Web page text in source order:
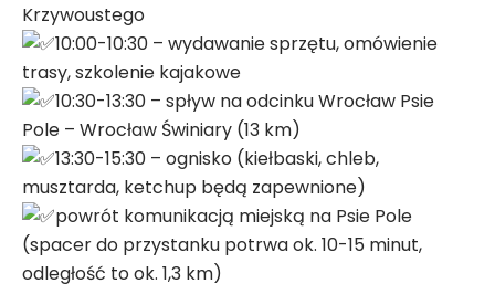
Krzywoustego
10:00-10:30 – wydawanie sprzętu, omówienie
trasy, szkolenie kajakowe
10:30-13:30 – spływ na odcinku Wrocław Psie
Pole – Wrocław Świniary (13 km)
13:30-15:30 – ognisko (kiełbaski, chleb,
musztarda, ketchup będą zapewnione)
powrót komunikacją miejską na Psie Pole
(spacer do przystanku potrwa ok. 10-15 minut,
odległość to ok. 1,3 km)